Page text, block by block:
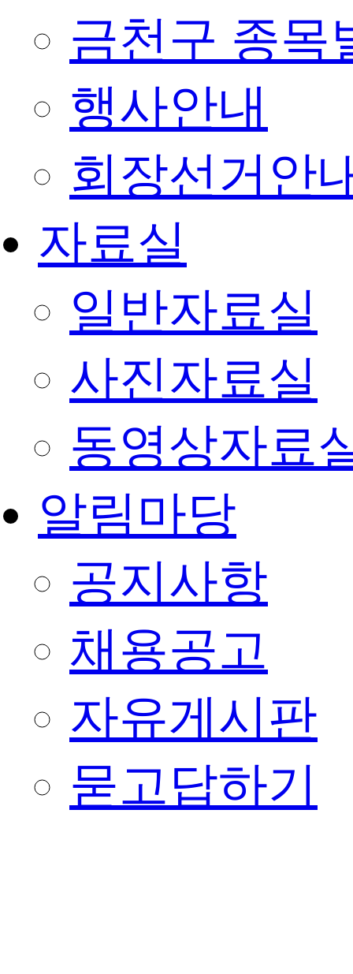
금천구 종목
행사안내
회장선거안
자료실
일반자료실
사진자료실
동영상자료
알림마당
공지사항
채용공고
자유게시판
묻고답하기